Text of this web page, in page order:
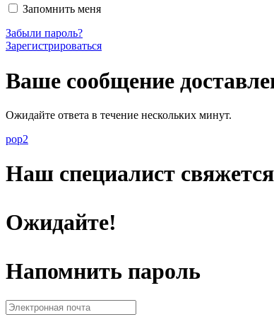
Запомнить меня
Забыли пароль?
Зарегистрироваться
Ваше сообщение
Ожидайте ответа в течение нескольких минут.
pop2
Наш специалист
Ожидайте!
Напомнить пароль